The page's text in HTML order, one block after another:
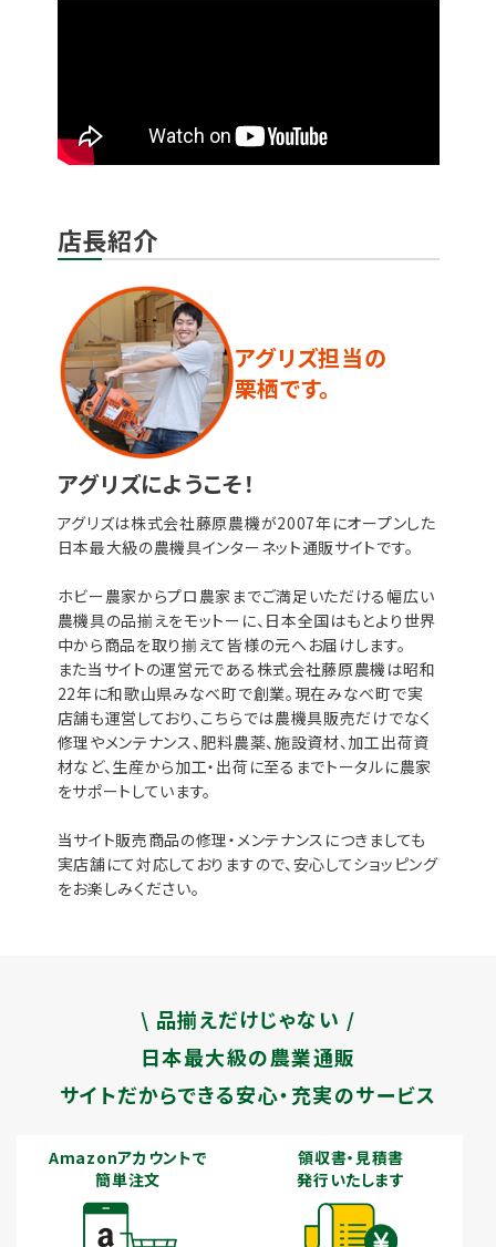
店長紹介
アグリズ担当の
栗栖です。
アグリズにようこそ！
アグリズは株式会社藤原農機が2007年にオープンした
日本最大級の農機具インターネット通販サイトです。
ホビー農家からプロ農家までご満足いただける幅広い
農機具の品揃えをモットーに、日本全国はもとより世界
中から商品を取り揃えて皆様の元へお届けします。
また当サイトの運営元である株式会社藤原農機は昭和
22年に和歌山県みなべ町で創業。現在みなべ町で実
店舗も運営しており、こちらでは農機具販売だけでなく
修理やメンテナンス、肥料農薬、施設資材、加工出荷資
材など、生産から加工・出荷に至るまでトータルに農家
をサポートしています。
当サイト販売商品の修理・メンテナンスにつきましても
実店舗にて対応しておりますので、安心してショッピング
をお楽しみください。
\ 品揃えだけじゃない /
日本最大級の農業通販
サイトだからできる安心・充実のサービス
Amazonアカウントで
簡単注文
領収書・見積書
発行いたします